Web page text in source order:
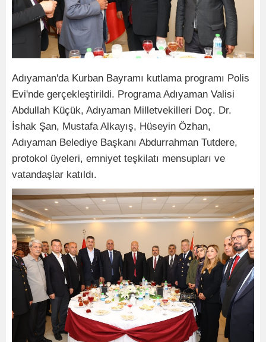
Adıyaman'da Kurban Bayramı kutlama programı Polis
Evi'nde gerçekleştirildi. Programa Adıyaman Valisi
Abdullah Küçük, Adıyaman Milletvekilleri Doç. Dr.
İshak Şan, Mustafa Alkayış, Hüseyin Özhan,
Adıyaman Belediye Başkanı Abdurrahman Tutdere,
protokol üyeleri, emniyet teşkilatı mensupları ve
vatandaşlar katıldı.